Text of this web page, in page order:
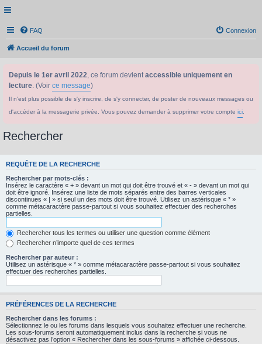
FAQ Connexion
Accueil du forum
Depuis le 1er avril 2022, ce forum devientaccessible uniquement en
lecture. (Voir ce message)
Il n'est plus possible de s'y inscrire, de s'y connecter, de poster de nouveaux messages ou
d'accéder à la messagerie privée. Vous pouvez demander à supprimer votre compte ici
Rechercher
REQUÊTE DE LA RECHERCHE
Rechercher par mots-clés :
Insérez le caractère « + » devant un mot qui doit être trouvé et « - » devant un mot qui
doit être ignoré. Insérez une liste de mots séparés entre des barres verticales
discontinues « | » si seul un des mots doit être trouvé. Utilisez un astérisque « * »
comme métacaractère passe-partout si vous souhaitez effectuer des recherches
partielles.
Rechercher tous les termes ou utiliser une question comme élément
Rechercher n’importe quel de ces termes
Rechercher par auteur :
Utilisez un astérisque « * » comme métacaractère passe-partout si vous souhaitez
effectuer des recherches partielles.
PRÉFÉRENCES DE LA RECHERCHE
Rechercher dans les forums :
Sélectionnez le ou les forums dans lesquels vous souhaitez effectuer une recherche.
Les sous-forums seront automatiquement inclus dans la recherche si vous ne
désactivez pas l’option « Rechercher dans les sous-forums » affichée ci-dessous.